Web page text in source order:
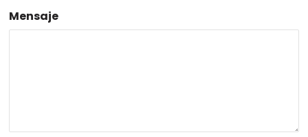
Mensaje